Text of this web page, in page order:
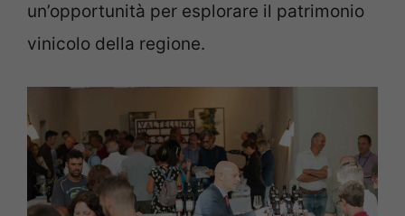
un’opportunità per esplorare il patrimonio
vinicolo della regione.